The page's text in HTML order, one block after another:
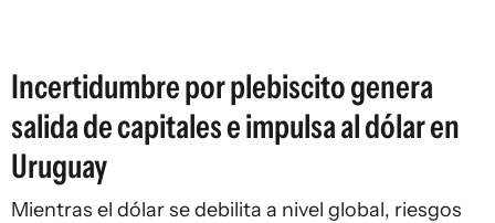
Incertidumbre por plebiscito genera
salida de capitales e impulsa al dólar en
Uruguay
Mientras el dólar se debilita a nivel global, riesgos